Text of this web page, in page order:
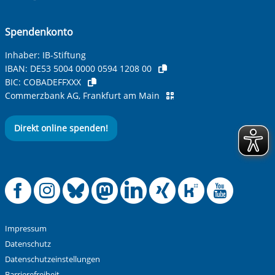
Spendenkonto
Inhaber: IB-Stiftung
IBAN: DE53 5004 0000 0594 1208 00
BIC: COBADEFFXXX
Commerzbank AG, Frankfurt am Main
Direkt online spenden!
Offizielle
Offizielle
Offizielle
Offizielle
Offizielle
Impressum
Datenschutz
Datenschutzeinstellungen